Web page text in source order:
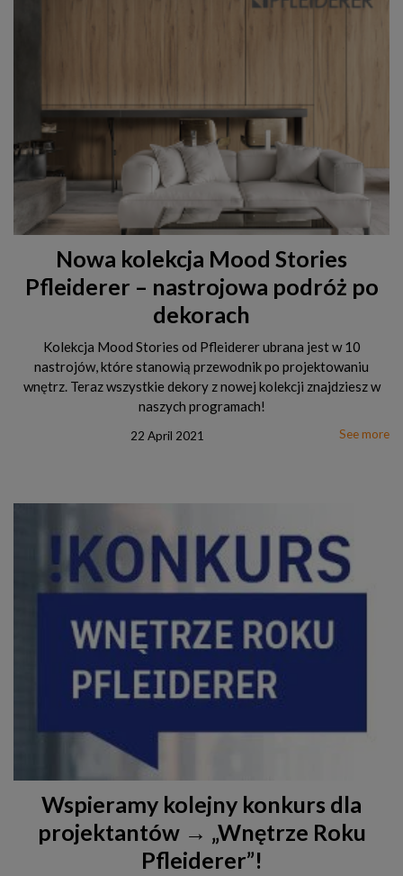
Nowa kolekcja Mood Stories
Pfleiderer – nastrojowa podróż po
dekorach
Kolekcja Mood Stories od Pfleiderer ubrana jest w 10
nastrojów, które stanowią przewodnik po projektowaniu
wnętrz. Teraz wszystkie dekory z nowej kolekcji znajdziesz w
naszych programach!
22 April 2021 See more
Wspieramy kolejny konkurs dla
projektantów → „Wnętrze Roku
Pfleiderer”!